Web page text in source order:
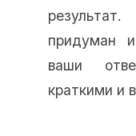
придуман
ваши
краткими и